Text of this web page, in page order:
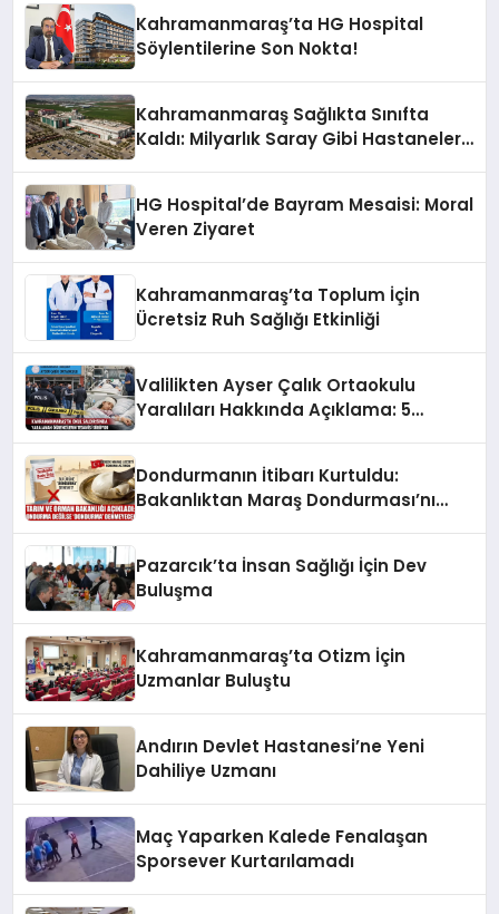
Kahramanmaraş’ta HG Hospital
Söylentilerine Son Nokta!
Kahramanmaraş Sağlıkta Sınıfta
Kaldı: Milyarlık Saray Gibi Hastaneler
HG Hospital’de Bayram Mesaisi: Moral
Veren Ziyaret
Kahramanmaraş’ta Toplum İçin
Ücretsiz Ruh Sağlığı Etkinliği
Valilikten Ayser Çalık Ortaokulu
Yaralıları Hakkında Açıklama: 5
Dondurmanın İtibarı Kurtuldu:
Bakanlıktan Maraş Dondurması’nı
Pazarcık’ta İnsan Sağlığı İçin Dev
Buluşma
Kahramanmaraş’ta Otizm İçin
Uzmanlar Buluştu
Andırın Devlet Hastanesi’ne Yeni
Dahiliye Uzmanı
Maç Yaparken Kalede Fenalaşan
Sporsever Kurtarılamadı